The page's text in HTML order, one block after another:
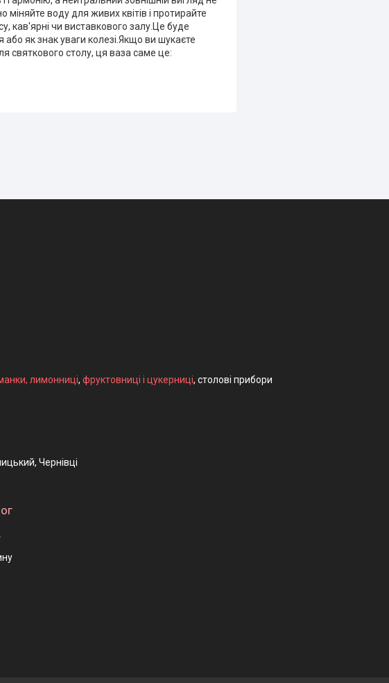
міняйте воду для живих квітів і протирайте
кав'ярні чи виставкового залу.Це буде
як знак уваги колезі.Якщо ви шукаєте
святкового столу, ця ваза саме це:
лимонниці, фруктовниці і цукерниці, столові прибори
Чернівці